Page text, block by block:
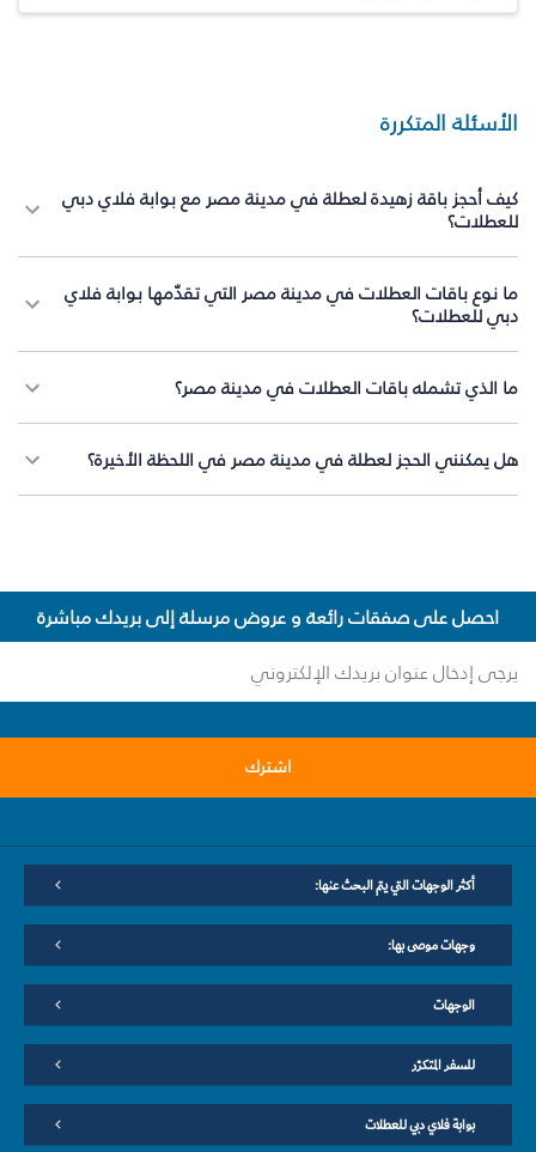
الأسئلة المتكررة
كيف أحجز باقة زهيدة لعطلة في مدينة مصر مع بوابة فلاي دبي
للعطلات؟
ما نوع باقات العطلات في مدينة مصر التي تقدّمها بوابة فلاي
دبي للعطلات؟
ما الذي تشمله باقات العطلات في مدينة مصر؟
هل يمكنني الحجز لعطلة في مدينة مصر في اللحظة الأخيرة؟
احصل على صفقات رائعة و عروض مرسلة إلى بريدك مباشرة
اشترك
أكثر الوجهات التي يتم البحث عنها:
وجهات موصى بها:
الوجهات
للسفر المتكرّر
بوابة فلاي دبي للعطلات